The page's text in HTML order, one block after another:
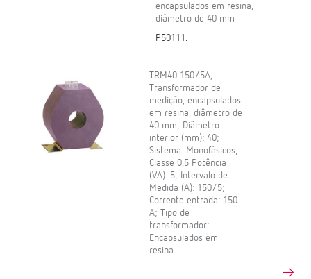
encapsulados em resina,
diâmetro de 40 mm
P50111.
TRM40 150/5A,
Transformador de
medição, encapsulados
em resina, diâmetro de
40 mm; Diâmetro
interior (mm): 40;
Sistema: Monofásicos;
Classe 0,5 Potência
(VA): 5; Intervalo de
Medida (A): 150/5;
Corrente entrada: 150
A; Tipo de
transformador:
Encapsulados em
resina